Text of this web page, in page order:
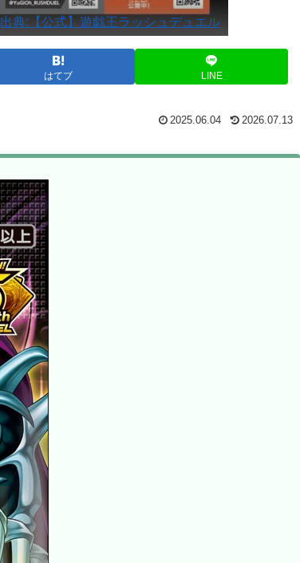
出典:【公式】遊戯王ラッシュデュエル
はてブ LINE
2025.06.04 2026.07.13